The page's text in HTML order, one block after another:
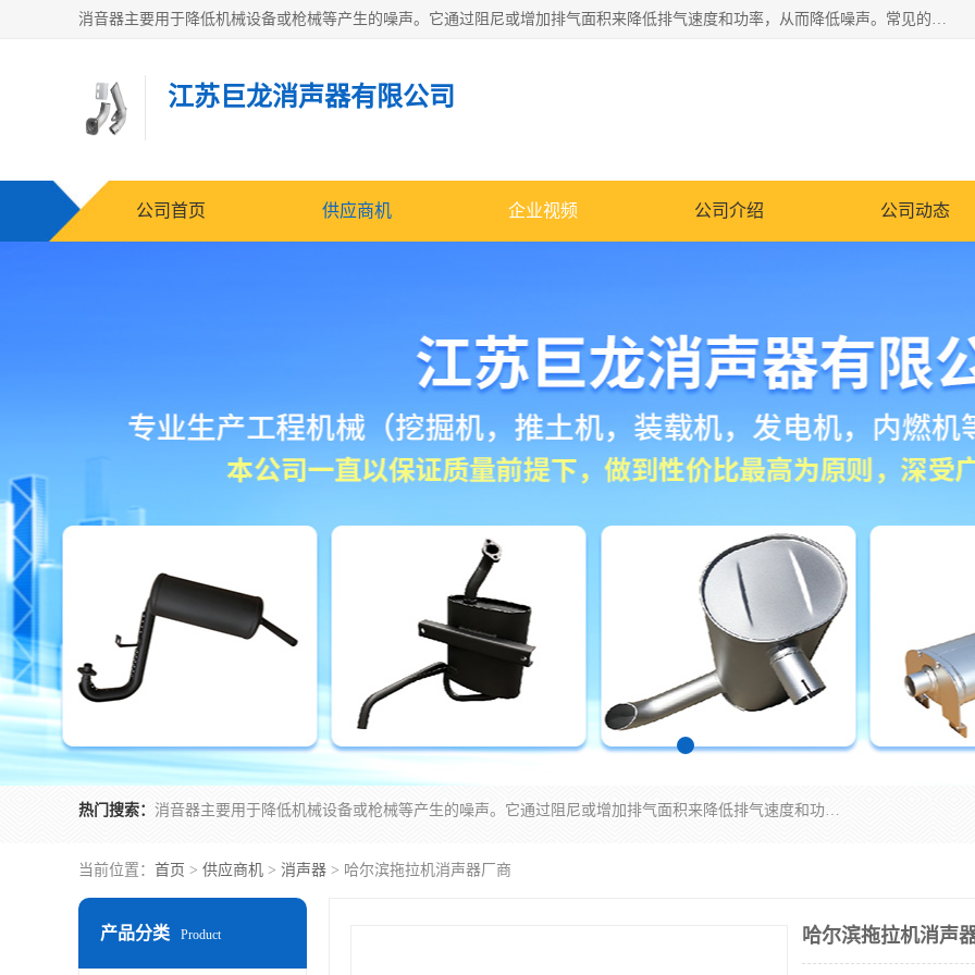
消音器主要用于降低机械设备或枪械等产生的噪声。它通过阻尼或增加排气面积来降低排气速度和功率，从而降低噪声。常见的消音器类型包括阻性消声器、抗性消声器、共振消声器以及阻抗复合式消声器等。这些消音器各有特点，适用于不同频率的噪声消除。
江苏巨龙消声器有限公司
公司首页 供应商机 企业视频 公司介绍 公司动态
热门搜索： 消音器主要用于降低机械设备或枪械等产生的噪声。它通过阻尼或增加排气面积来降低排气速度和功率，从而降低噪声。常见的消音器类型包括阻性消声器、抗性消声器、共振消声器以及阻抗复合式消声器等。这些消音器各有特点，适用于不同频率的噪声消除。
当前位置： 首页 > 供应商机 > 消声器 > 哈尔滨拖拉机消声器厂商
产品分类 Product 哈尔滨拖拉机消声